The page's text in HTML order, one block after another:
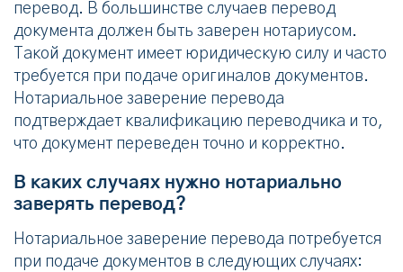
перевод. В большинстве случаев перевод
документа должен быть заверен нотариусом.
Такой документ имеет юридическую силу и часто
требуется при подаче оригиналов документов.
Нотариальное заверение перевода
подтверждает квалификацию переводчика и то,
что документ переведен точно и корректно.
В каких случаях нужно нотариально
заверять перевод?
Нотариальное заверение перевода потребуется
при подаче документов в следующих случаях: